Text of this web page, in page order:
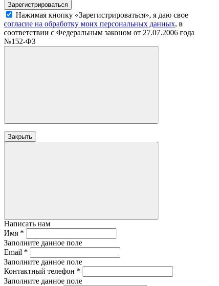
Нажимая кнопку «Зарегистрироваться», я даю свое
согласие на обработку моих персональных данных, в
соответствии с Федеральным законом от 27.07.2006 года
№152-ФЗ
Закрыть
Написать нам
Имя *
Заполните данное поле
Email *
Заполните данное поле
Контактный телефон *
Заполните данное поле